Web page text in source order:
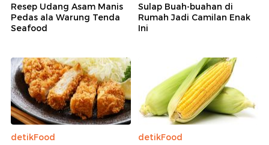
Resep Udang Asam Manis
Pedas ala Warung Tenda
Seafood
Sulap Buah-buahan di
Rumah Jadi Camilan Enak
Ini
detikFood
detikFood